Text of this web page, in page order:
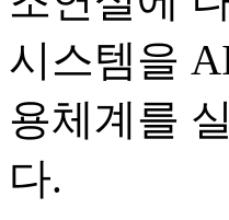
시스템을
용체계를
다.